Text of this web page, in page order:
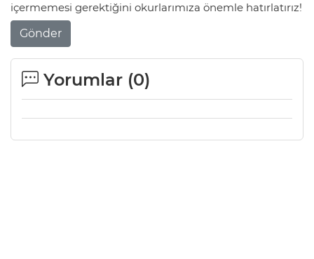
içermemesi gerektiğini okurlarımıza önemle hatırlatırız!
Gönder
Yorumlar (0)